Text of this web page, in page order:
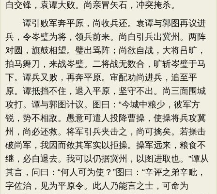
自交锋，袁谭大败。尚亲冒矢石，冲突掩杀。
谭引败军奔平原，尚收兵还。袁谭与郭图再议进
兵，令岑璧为将，领兵前来。尚自引兵出冀州。两阵
对圆，旗鼓相望。璧出骂阵；尚欲自战，大将吕旷，
拍马舞刀，来战岑璧。二将战无数合，旷斩岑璧于马
下。谭兵又败，再奔平原。审配劝尚进兵，追至平
原。谭抵挡不住，退入平原，坚守不出。尚三面围城
攻打。谭与郭图计议。图曰：“今城中粮少，彼军方
锐，势不相敌。愚意可遣人投降曹操，使操将兵攻冀
州，尚必还救。将军引兵夹击之，尚可擒矣。若操击
破尚军，我因而敛其军实以拒操。操军远来，粮食不
继，必自退去。我可以仍据冀州，以图进取也。”谭从
其言，问曰：“何人可为使？”图曰：“辛评之弟辛毗，
字佐治，见为平原令。此人乃能言之士，可命为